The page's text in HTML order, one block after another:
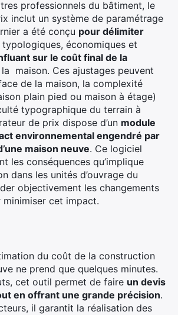
professionnels du bâtiment, le
inclut un système de paramétrage
a été conçu pour délimiter
typologiques, économiques et
sur le coût final de la
maison. Ces ajustages peuvent
de la maison, la complexité
plain pied ou maison à étage)
typographique du terrain à
de prix dispose d’un module
environnemental engendré par
maison neuve. Ce logiciel
les conséquences qu’implique
dans les unités d’ouvrage du
objectivement les changements
cet impact.
du coût de la construction
ne prend que quelques minutes.
cet outil permet de faire un devis
en offrant une grande précision.
il garantit la réalisation des